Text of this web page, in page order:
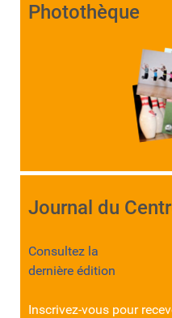
Photothèque
Journal du
Consultez la
dernière édition
Inscrivez-vous pour